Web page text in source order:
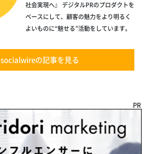
社会実現へ』 デジタルPRのプロダクトを
ベースにして、顧客の魅力をより明るく
よいものに“魅せる”活動をしています。
socialwireの記事を見る
PR